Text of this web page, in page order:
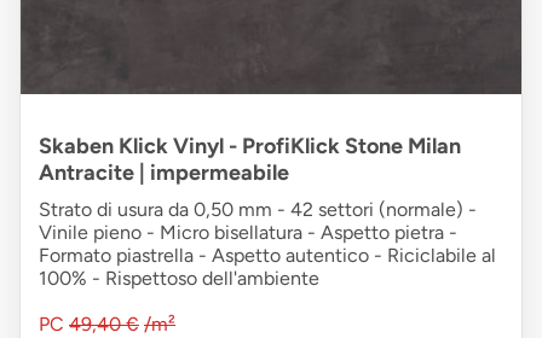
Skaben Klick Vinyl - ProfiKlick Stone Milan
Antracite | impermeabile
Strato di usura da 0,50 mm - 42 settori (normale) -
Vinile pieno - Micro bisellatura - Aspetto pietra -
Formato piastrella - Aspetto autentico - Riciclabile al
100% - Rispettoso dell'ambiente
PC 49,40 € /m²